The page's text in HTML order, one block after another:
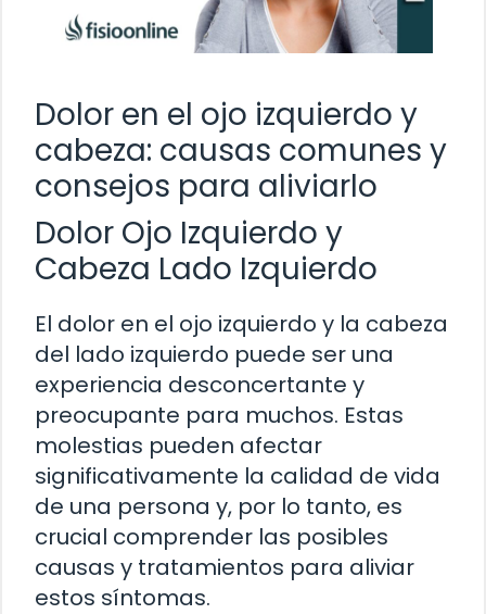
Dolor en el ojo izquierdo y
cabeza: causas comunes y
consejos para aliviarlo
Dolor Ojo Izquierdo y
Cabeza Lado Izquierdo
El dolor en el ojo izquierdo y la cabeza
del lado izquierdo puede ser una
experiencia desconcertante y
preocupante para muchos. Estas
molestias pueden afectar
significativamente la calidad de vida
de una persona y, por lo tanto, es
crucial comprender las posibles
causas y tratamientos para aliviar
estos síntomas.